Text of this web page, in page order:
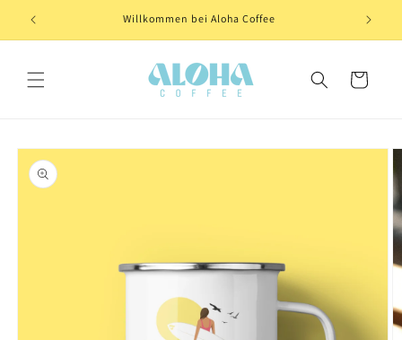
zum
Willkommen bei Aloha Coffee
Warenkorb